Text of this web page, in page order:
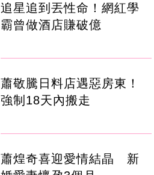
追星追到丟性命！網紅學
霸曾做酒店賺破億
蕭敬騰日料店遇惡房東！
強制18天內搬走
蕭煌奇喜迎愛情結晶 新